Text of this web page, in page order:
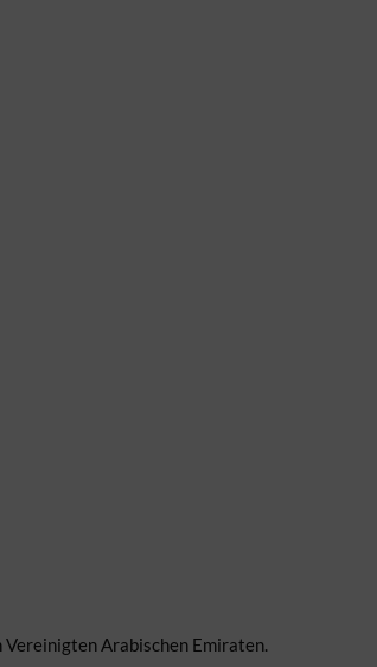
Arabischen Emiraten.